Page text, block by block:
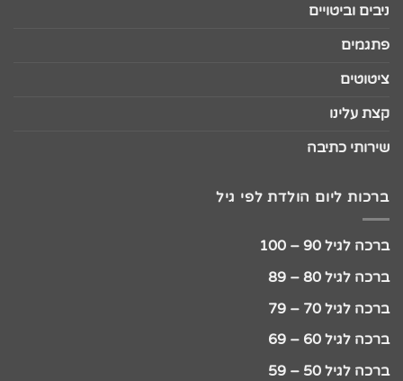
ניבים וביטויים
פתגמים
ציטוטים
קצת עלינו
שירותי כתיבה
ברכות ליום הולדת לפי גיל
ברכה לגיל 90 – 100
ברכה לגיל 80 – 89
ברכה לגיל 70 – 79
ברכה לגיל 60 – 69
ברכה לגיל 50 – 59